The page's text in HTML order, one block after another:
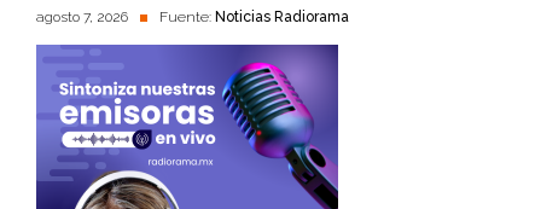
agosto 7, 2026 Fuente: Noticias Radiorama